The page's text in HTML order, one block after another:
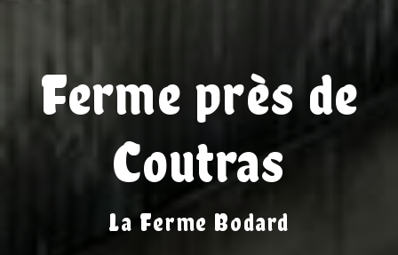
Ferme près de
Coutras
La Ferme Bodard